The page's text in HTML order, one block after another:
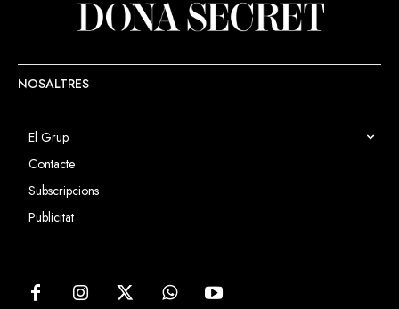
NOSALTRES
El Grup
Contacte
Subscripcions
Publicitat